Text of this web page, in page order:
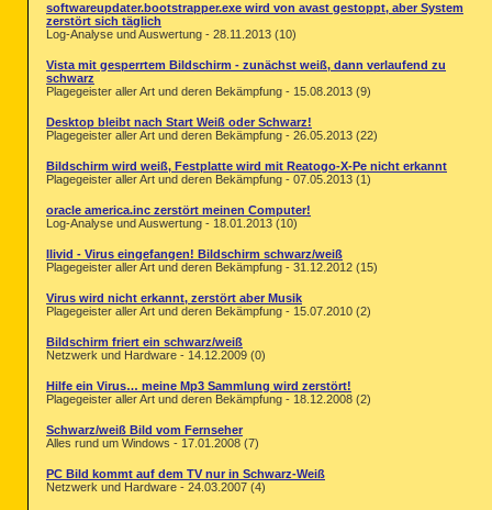
softwareupdater.bootstrapper.exe wird von avast gestoppt, aber System
zerstört sich täglich
Log-Analyse und Auswertung - 28.11.2013 (10)
Vista mit gesperrtem Bildschirm - zunächst weiß, dann verlaufend zu
schwarz
Plagegeister aller Art und deren Bekämpfung - 15.08.2013 (9)
Desktop bleibt nach Start Weiß oder Schwarz!
Plagegeister aller Art und deren Bekämpfung - 26.05.2013 (22)
Bildschirm wird weiß, Festplatte wird mit Reatogo-X-Pe nicht erkannt
Plagegeister aller Art und deren Bekämpfung - 07.05.2013 (1)
oracle america.inc zerstört meinen Computer!
Log-Analyse und Auswertung - 18.01.2013 (10)
Ilivid - Virus eingefangen! Bildschirm schwarz/weiß
Plagegeister aller Art und deren Bekämpfung - 31.12.2012 (15)
Virus wird nicht erkannt, zerstört aber Musik
Plagegeister aller Art und deren Bekämpfung - 15.07.2010 (2)
Bildschirm friert ein schwarz/weiß
Netzwerk und Hardware - 14.12.2009 (0)
Hilfe ein Virus… meine Mp3 Sammlung wird zerstört!
Plagegeister aller Art und deren Bekämpfung - 18.12.2008 (2)
Schwarz/weiß Bild vom Fernseher
Alles rund um Windows - 17.01.2008 (7)
PC Bild kommt auf dem TV nur in Schwarz-Weiß
Netzwerk und Hardware - 24.03.2007 (4)